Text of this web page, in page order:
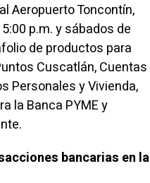
Aeropuerto Toncontín,
p.m. y sábados de
de productos para
Cuscatlán, Cuentas
Personales y Vivienda,
la Banca PYME y
bancarias en la